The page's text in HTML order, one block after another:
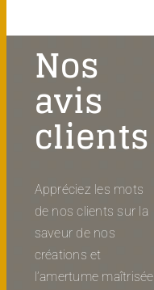
Nos
avis
clients
Appréciez les mots
de nos clients sur la
saveur de nos
créations et
l’amertume maîtrisée